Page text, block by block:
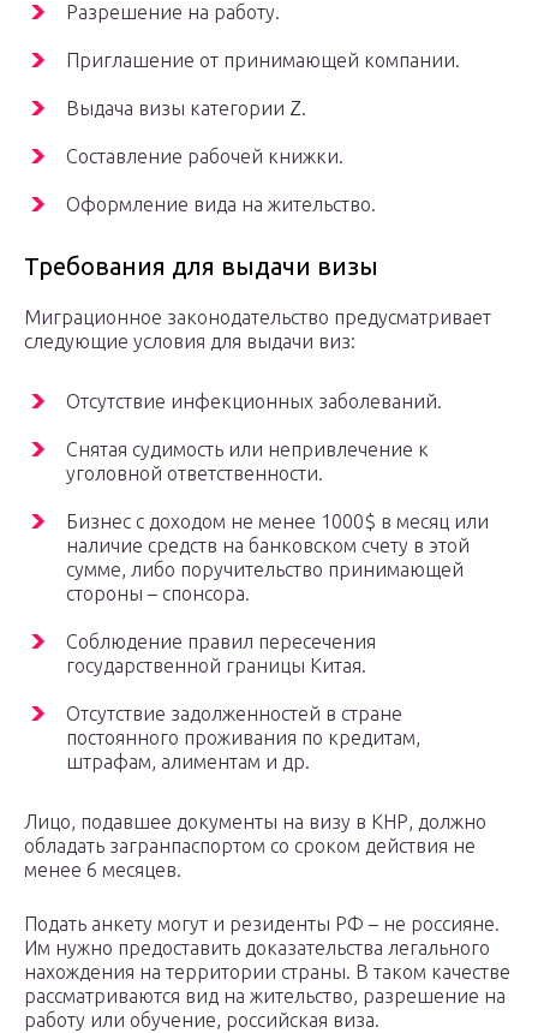
Разрешение на работу.
Приглашение от принимающей компании.
Выдача визы категории Z.
Составление рабочей книжки.
Оформление вида на жительство.
Требования для выдачи визы
Миграционное законодательство предусматривает
следующие условия для выдачи виз:
Отсутствие инфекционных заболеваний.
Снятая судимость или непривлечение к
уголовной ответственности.
Бизнес с доходом не менее 1000$ в месяц или
наличие средств на банковском счету в этой
сумме, либо поручительство принимающей
стороны – спонсора.
Соблюдение правил пересечения
государственной границы Китая.
Отсутствие задолженностей в стране
постоянного проживания по кредитам,
штрафам, алиментам и др.
Лицо, подавшее документы на визу в КНР, должно
обладать загранпаспортом со сроком действия не
менее 6 месяцев.
Подать анкету могут и резиденты РФ – не россияне.
Им нужно предоставить доказательства легального
нахождения на территории страны. В таком качестве
рассматриваются вид на жительство, разрешение на
работу или обучение, российская виза.